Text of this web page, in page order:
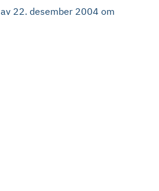
22. desember 2004 om